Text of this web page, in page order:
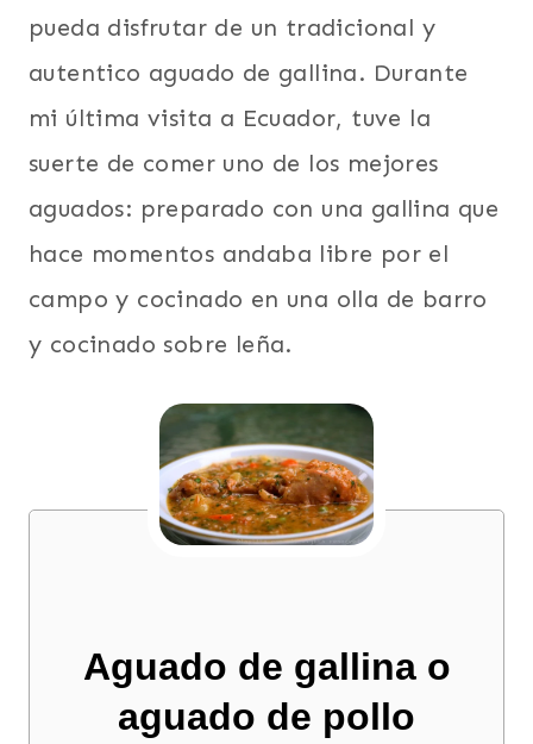
pueda disfrutar de un tradicional y
autentico aguado de gallina. Durante
mi última visita a Ecuador, tuve la
suerte de comer uno de los mejores
aguados: preparado con una gallina que
hace momentos andaba libre por el
campo y cocinado en una olla de barro
y cocinado sobre leña.
Aguado de gallina o
aguado de pollo